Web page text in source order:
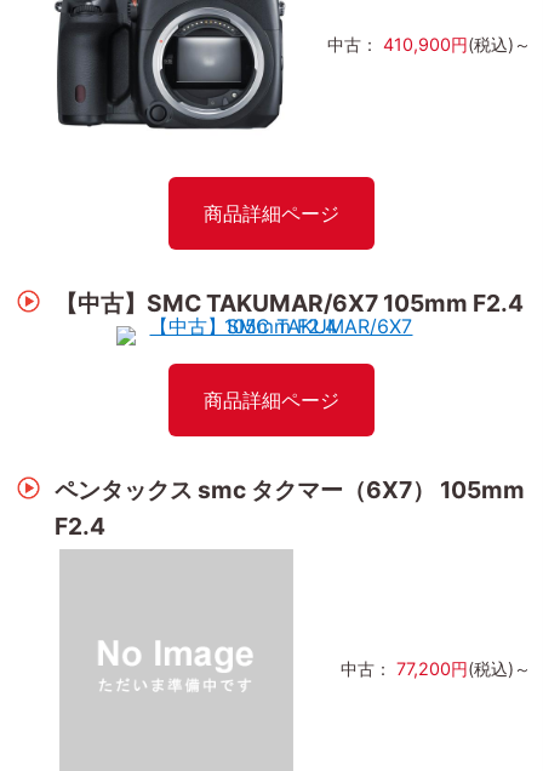
中古： 410,900円(税込)～
商品詳細ページ
【中古】SMC TAKUMAR/6X7 105mm F2.4
商品詳細ページ
ペンタックス smc タクマー（6X7） 105mm
F2.4
中古： 77,200円(税込)～